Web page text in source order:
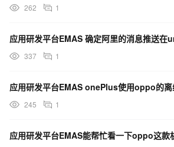
262 1
337 1
应用研发平台EMAS onePlus使用oppo的离
245 1